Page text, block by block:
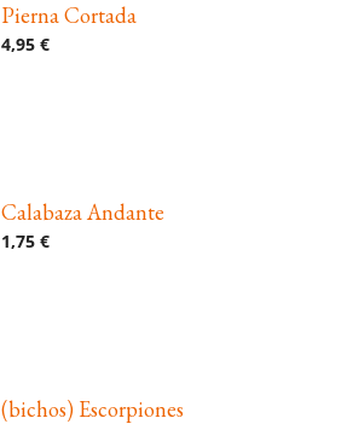
Pierna Cortada
4,95 €
Calabaza Andante
1,75 €
(bichos) Escorpiones